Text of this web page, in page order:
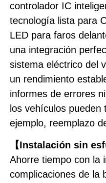
controlador IC
tecnología lista para
LED para faros
una integración
sistema eléctrico del
un rendimiento
informes de errores
los vehículos
ejemplo, reemplazo
【Instalación sin
Ahorre tiempo con la
complicaciones de la